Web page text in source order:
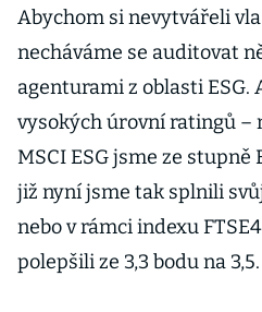
Abychom si nevytvářeli
necháváme se auditovat
agenturami z oblasti ESG.
vysokých úrovní ratingů –
MSCI ESG jsme ze stupně
již nyní jsme tak splnili
nebo v rámci indexu
polepšili ze 3,3 bodu na 3,5.